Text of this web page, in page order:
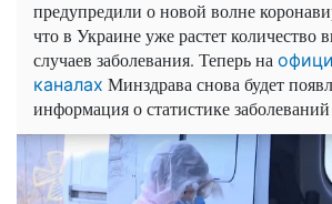
предупредили о новой волне
что в Украине уже растет количество
случаев заболевания. Теперь на
каналах Минздрава снова будет
информация о статистике